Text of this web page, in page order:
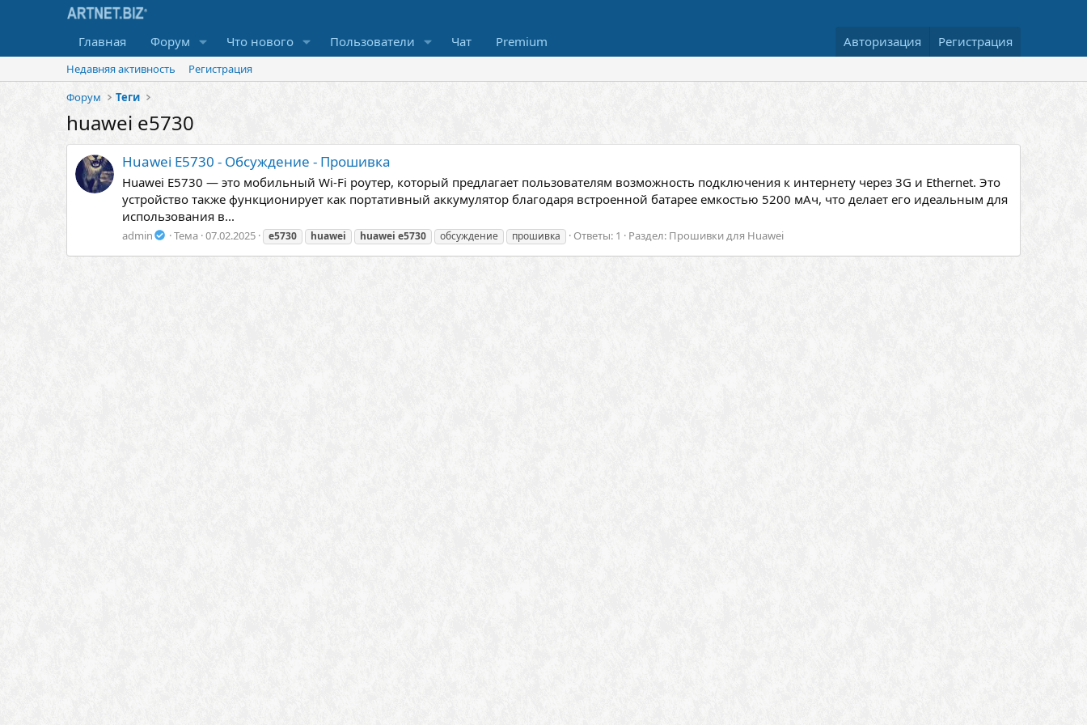
Главная Форум Что нового Пользователи Чат Premium Авторизация Регистрация
Недавняя активность
Регистрация
Форум
Теги
huawei e5730
Huawei E5730 - Обсуждение - Прошивка
Huawei E5730 — это мобильный Wi-Fi роутер, который предлагает пользователям возможность подключения к интернету через 3G и Ethernet. Это
устройство также функционирует как портативный аккумулятор благодаря встроенной батарее емкостью 5200 мАч, что делает его идеальным для
использования в...
admin Тема 07.02.2025 e5730 huawei huawei e5730 обсуждение прошивка Ответы: 1 Раздел: Прошивки для Huawei